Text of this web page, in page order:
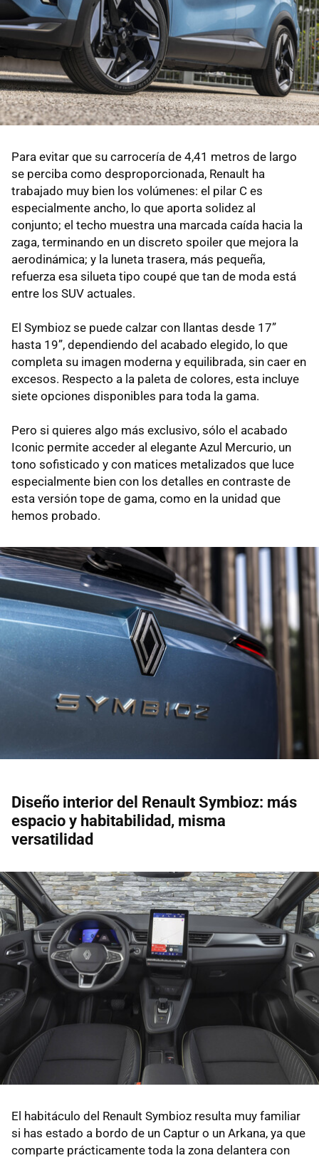
Para evitar que su carrocería de 4,41 metros de largo
se perciba como desproporcionada, Renault ha
trabajado muy bien los volúmenes: el pilar C es
especialmente ancho, lo que aporta solidez al
conjunto; el techo muestra una marcada caída hacia la
zaga, terminando en un discreto spoiler que mejora la
aerodinámica; y la luneta trasera, más pequeña,
refuerza esa silueta tipo coupé que tan de moda está
entre los SUV actuales.
El Symbioz se puede calzar con llantas desde 17”
hasta 19”, dependiendo del acabado elegido, lo que
completa su imagen moderna y equilibrada, sin caer en
excesos. Respecto a la paleta de colores, esta incluye
siete opciones disponibles para toda la gama.
Pero si quieres algo más exclusivo, sólo el acabado
Iconic permite acceder al elegante Azul Mercurio, un
tono sofisticado y con matices metalizados que luce
especialmente bien con los detalles en contraste de
esta versión tope de gama, como en la unidad que
hemos probado.
Diseño interior del Renault Symbioz: más
espacio y habitabilidad, misma
versatilidad
El habitáculo del Renault Symbioz resulta muy familiar
si has estado a bordo de un Captur o un Arkana, ya que
comparte prácticamente toda la zona delantera con